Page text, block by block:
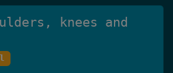
knees and